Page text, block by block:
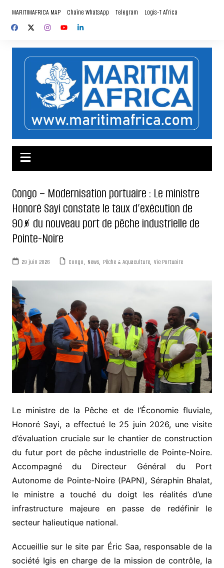
contenu
MARITIMAFRICA MAP Chaîne WhatsApp Telegram Logis-T Africa
Congo – Modernisation portuaire : Le ministre
Honoré Sayi constate le taux d’exécution de
90% du nouveau port de pêche industrielle de
Pointe-Noire
29 juin 2026 Congo, News, Pêche & Aquaculture, Vie Portuaire
Le ministre de la Pêche et de l’Économie fluviale,
Honoré Sayi, a effectué le 25 juin 2026, une visite
d’évaluation cruciale sur le chantier de construction
du futur port de pêche industrielle de Pointe-Noire.
Accompagné du Directeur Général du Port
Autonome de Pointe-Noire (PAPN), Séraphin Bhalat,
le ministre a touché du doigt les réalités d’une
infrastructure majeure en passe de redéfinir le
secteur halieutique national.
Accueillie sur le site par Éric Saa, responsable de la
société Igis en charge de la mission de contrôle, la